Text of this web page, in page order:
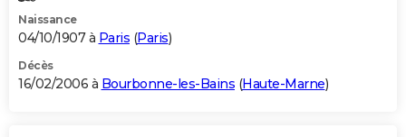
Naissance
04/10/1907 à Paris (Paris)
Décès
16/02/2006 à Bourbonne-les-Bains (Haute-Marne)